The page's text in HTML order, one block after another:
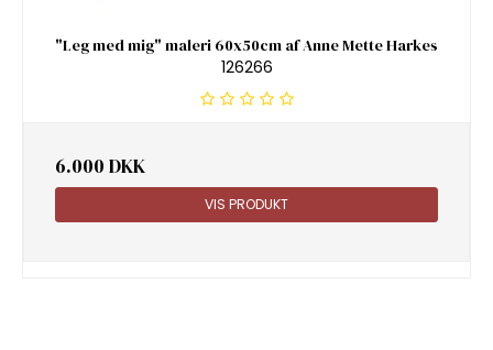
"Leg med mig" maleri 60x50cm af Anne Mette Harkes
126266
6.000 DKK
VIS PRODUKT